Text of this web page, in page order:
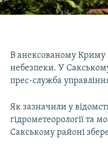
В анексованому Криму
небезпеки. У
прес-служба
Як зазначили у
гідрометеорології та
Сакському районі